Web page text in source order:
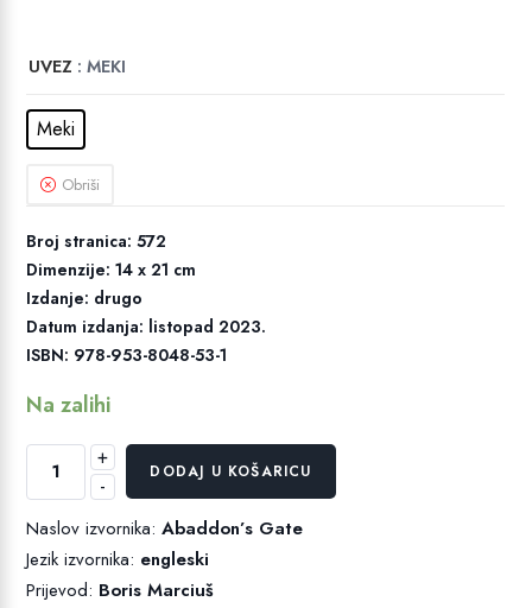
UVEZ : MEKI
Meki
Obriši
Broj stranica: 572
Dimenzije: 14 x 21 cm
Izdanje: drugo
Datum izdanja: listopad 2023.
ISBN: 978-953-8048-53-1
Na zalihi
-
Abadonova
količina
+
DODAJ U KOŠARICU
Naslov izvornika:Abaddon’s Gate
Jezik izvornika: engleski
Prijevod: Boris Marciuš